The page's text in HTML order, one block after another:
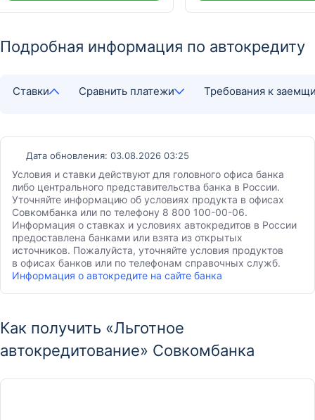
Подробная информация по автокредиту
Ставки Сравнить платежи Требования к
Дата обновления: 03.08.2026 03:25
Условия и ставки действуют для головного офиса банка
либо центрального представительства банка в России.
Уточняйте информацию об условиях продукта в офисах
Совкомбанка или по телефону 8 800 100-00-06.
Информация о ставках и условиях автокредитов в России
предоставлена банками или взята из открытых
источников. Пожалуйста, уточняйте условия продуктов
в офисах банков или по телефонам справочных служб.
Информация о автокредите на сайте банка
Как получить «Льготное
автокредитование» Совкомбанка